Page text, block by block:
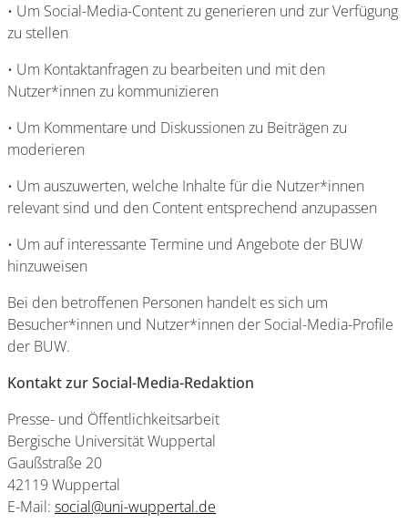
• Um Social-Media-Content zu generieren und zur Verfügung
zu stellen
• Um Kontaktanfragen zu bearbeiten und mit den
Nutzer*innen zu kommunizieren
• Um Kommentare und Diskussionen zu Beiträgen zu
moderieren
• Um auszuwerten, welche Inhalte für die Nutzer*innen
relevant sind und den Content entsprechend anzupassen
• Um auf interessante Termine und Angebote der BUW
hinzuweisen
Bei den betroffenen Personen handelt es sich um
Besucher*innen und Nutzer*innen der Social-Media-Profile
der BUW.
Kontakt zur Social-Media-Redaktion
Presse- und Öffentlichkeitsarbeit
Bergische Universität Wuppertal
Gaußstraße 20
42119 Wuppertal
E-Mail: social@uni-wuppertal.de